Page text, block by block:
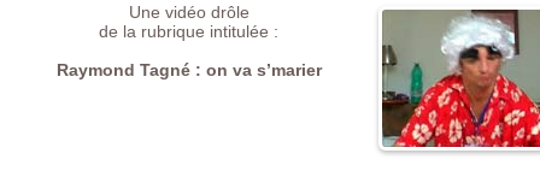
Une vidéo drôle
de la rubrique intitulée :
Raymond Tagné : on va s’marier